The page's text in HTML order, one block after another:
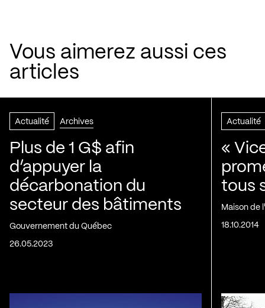
Vous aimerez aussi ces
articles
Actualité Archives
Plus de 1 G$ afin
d’appuyer la
décarbonation du
secteur des bâtiments
Gouvernement du Québec
26.05.2023
Actualité
«
tous
Maison de
18.10.2014